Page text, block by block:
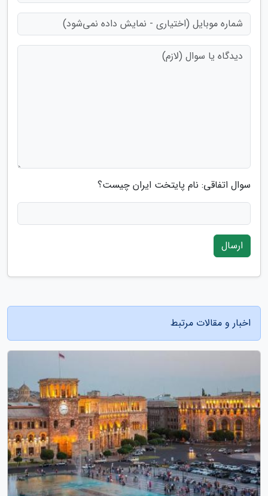
سوال اتفاقی: نام پایتخت ایران چیست؟
ارسال
اخبار و مقالات مرتبط